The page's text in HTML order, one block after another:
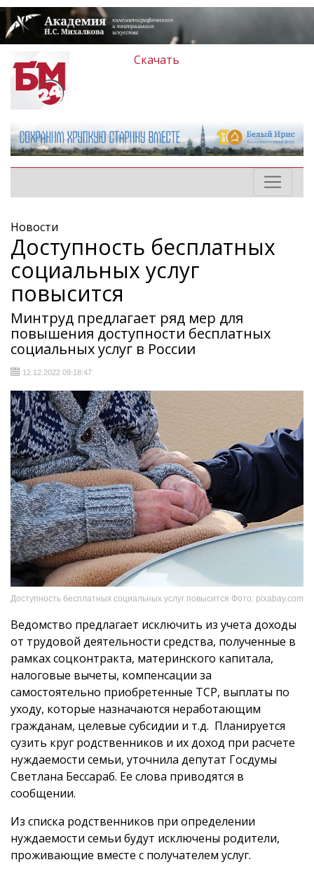
Скачать
Новости
Доступность бесплатных
социальных услуг
повысится
Минтруд предлагает ряд мер для
повышения доступности бесплатных
социальных услуг в России
12.12.2022 09:18:47
Доступность бесплатных социальных услуг повысится Фото: pixabay.com
Ведомство предлагает исключить из учета доходы
от трудовой деятельности средства, полученные в
рамках соцконтракта, материнского капитала,
налоговые вычеты, компенсации за
самостоятельно приобретенные ТСР, выплаты по
уходу, которые назначаются неработающим
гражданам, целевые субсидии и т.д. Планируется
сузить круг родственников и их доход при расчете
нуждаемости семьи, уточнила депутат Госдумы
Светлана Бессараб. Ее слова приводятся в
сообщении.
Из списка родственников при определении
нуждаемости семьи будут исключены родители,
проживающие вместе с получателем услуг.